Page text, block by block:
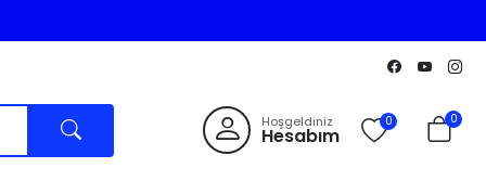
Hoşgeldiniz
Hesabım
0 0